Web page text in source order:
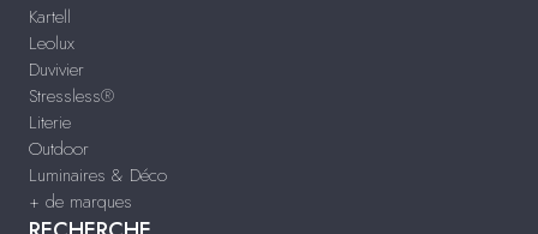
Kartell
Leolux
Duvivier
Stressless®
Literie
Outdoor
Luminaires & Déco
+ de marques